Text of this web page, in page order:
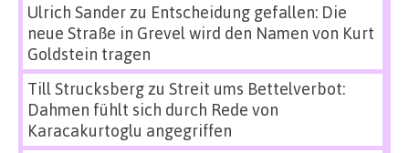
Ulrich Sanderzu Entscheidung gefallen: Die
neue Straße in Grevel wird den Namen von Kurt
Goldstein tragen
Till Strucksbergzu Streit ums Bettelverbot:
Dahmen fühlt sich durch Rede von
Karacakurtoglu angegriffen